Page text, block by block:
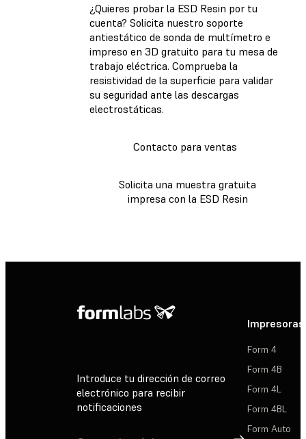
¿Quieres probar la ESD Resin por tu
cuenta? Solicita nuestro soporte
antiestático de sonda de multímetro e
impreso en 3D gratuito para tu mesa de
trabajo eléctrica. Comprueba la
resistividad de la superficie para validar
su seguridad ante las descargas
electrostáticas.
Contacto para ventas
Solicita una muestra gratuita
impresa con la ESD Resin
Introduce tu dirección de correo
electrónico para recibir
notificaciones
Suscribirse
Impresoras
Form 4
Form 4B
Form 4L
Form 4BL
Form Auto